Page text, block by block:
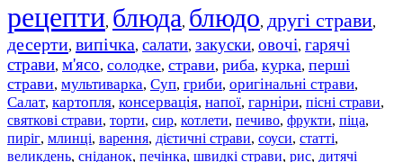
рецепти, блюда, блюдо, другі страви,
десерти, випічка, салати, закуски, овочі, гарячі
страви, м'ясо, солодке, страви, риба, курка, перші
страви, мультиварка, Суп, гриби, оригінальні страви,
Салат, картопля, консервація, напої, гарніри, пісні страви,
святкові страви, торти, сир, котлети, печиво, фрукти, піца,
пиріг, млинці, варення, дієтичні страви, соуси, статті,
великдень, сніданок, печінка, швидкі страви, рис, дитячі